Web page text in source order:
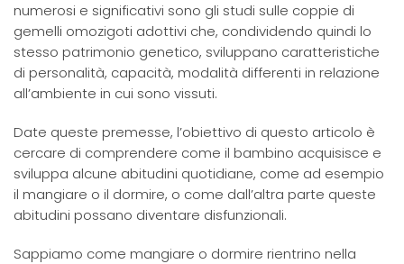
numerosi e significativi sono gli studi sulle coppie di
gemelli omozigoti adottivi che, condividendo quindi lo
stesso patrimonio genetico, sviluppano caratteristiche
di personalità, capacità, modalità differenti in relazione
all’ambiente in cui sono vissuti.
Date queste premesse, l’obiettivo di questo articolo è
cercare di comprendere come il bambino acquisisce e
sviluppa alcune abitudini quotidiane, come ad esempio
il mangiare o il dormire, o come dall’altra parte queste
abitudini possano diventare disfunzionali.
Sappiamo come mangiare o dormire rientrino nella